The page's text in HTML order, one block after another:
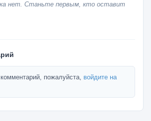
нет. Станьте первым, кто оставит
пожалуйста, войдите на